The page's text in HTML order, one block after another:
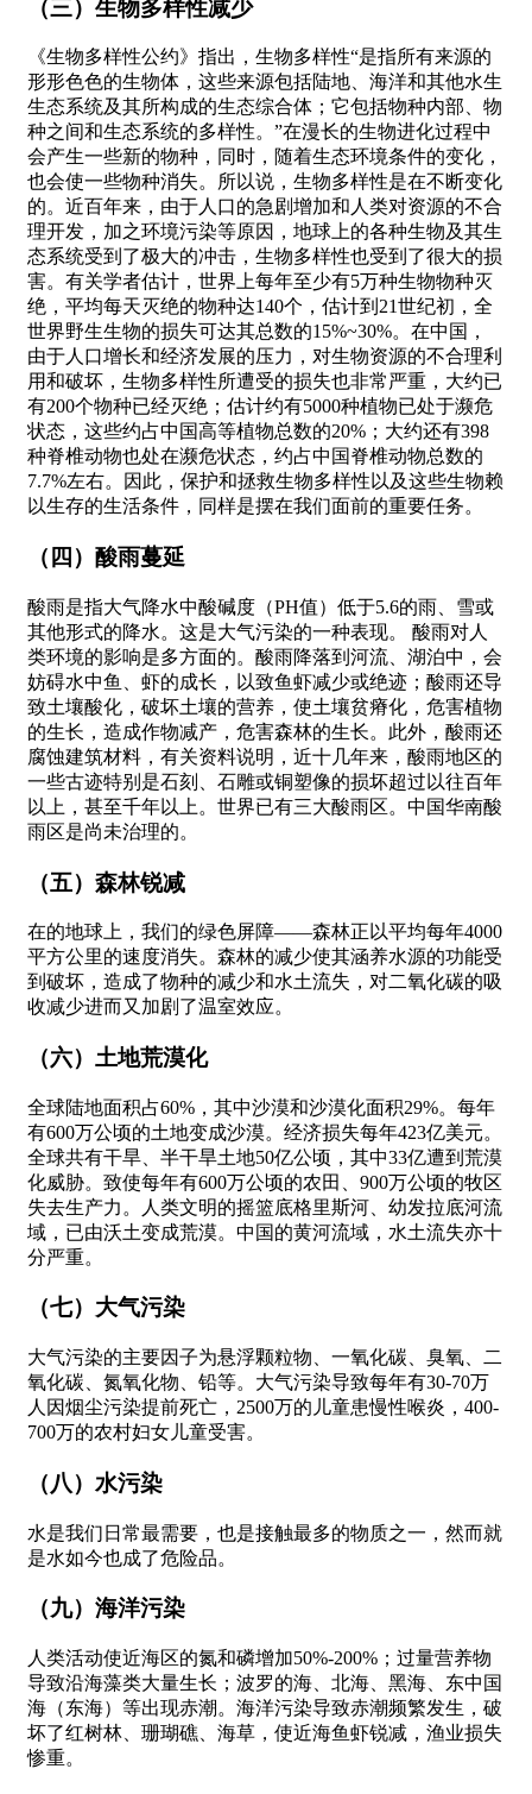
（三）生物多样性减少
《生物多样性公约》指出，生物多样性“是指所有来源的
形形色色的生物体，这些来源包括陆地、海洋和其他水生
生态系统及其所构成的生态综合体；它包括物种内部、物
种之间和生态系统的多样性。”在漫长的生物进化过程中
会产生一些新的物种，同时，随着生态环境条件的变化，
也会使一些物种消失。所以说，生物多样性是在不断变化
的。近百年来，由于人口的急剧增加和人类对资源的不合
理开发，加之环境污染等原因，地球上的各种生物及其生
态系统受到了极大的冲击，生物多样性也受到了很大的损
害。有关学者估计，世界上每年至少有5万种生物物种灭
绝，平均每天灭绝的物种达140个，估计到21世纪初，全
世界野生生物的损失可达其总数的15%~30%。在中国，
由于人口增长和经济发展的压力，对生物资源的不合理利
用和破坏，生物多样性所遭受的损失也非常严重，大约已
有200个物种已经灭绝；估计约有5000种植物已处于濒危
状态，这些约占中国高等植物总数的20%；大约还有398
种脊椎动物也处在濒危状态，约占中国脊椎动物总数的
7.7%左右。因此，保护和拯救生物多样性以及这些生物赖
以生存的生活条件，同样是摆在我们面前的重要任务。
（四）酸雨蔓延
酸雨是指大气降水中酸碱度（PH值）低于5.6的雨、雪或
其他形式的降水。这是大气污染的一种表现。 酸雨对人
类环境的影响是多方面的。酸雨降落到河流、湖泊中，会
妨碍水中鱼、虾的成长，以致鱼虾减少或绝迹；酸雨还导
致土壤酸化，破坏土壤的营养，使土壤贫瘠化，危害植物
的生长，造成作物减产，危害森林的生长。此外，酸雨还
腐蚀建筑材料，有关资料说明，近十几年来，酸雨地区的
一些古迹特别是石刻、石雕或铜塑像的损坏超过以往百年
以上，甚至千年以上。世界已有三大酸雨区。中国华南酸
雨区是尚未治理的。
（五）森林锐减
在的地球上，我们的绿色屏障——森林正以平均每年4000
平方公里的速度消失。森林的减少使其涵养水源的功能受
到破坏，造成了物种的减少和水土流失，对二氧化碳的吸
收减少进而又加剧了温室效应。
（六）土地荒漠化
全球陆地面积占60%，其中沙漠和沙漠化面积29%。每年
有600万公顷的土地变成沙漠。经济损失每年423亿美元。
全球共有干旱、半干旱土地50亿公顷，其中33亿遭到荒漠
化威胁。致使每年有600万公顷的农田、900万公顷的牧区
失去生产力。人类文明的摇篮底格里斯河、幼发拉底河流
域，已由沃土变成荒漠。中国的黄河流域，水土流失亦十
分严重。
（七）大气污染
大气污染的主要因子为悬浮颗粒物、一氧化碳、臭氧、二
氧化碳、氮氧化物、铅等。大气污染导致每年有30-70万
人因烟尘污染提前死亡，2500万的儿童患慢性喉炎，400-
700万的农村妇女儿童受害。
（八）水污染
水是我们日常最需要，也是接触最多的物质之一，然而就
是水如今也成了危险品。
（九）海洋污染
人类活动使近海区的氮和磷增加50%-200%；过量营养物
导致沿海藻类大量生长；波罗的海、北海、黑海、东中国
海（东海）等出现赤潮。海洋污染导致赤潮频繁发生，破
坏了红树林、珊瑚礁、海草，使近海鱼虾锐减，渔业损失
惨重。